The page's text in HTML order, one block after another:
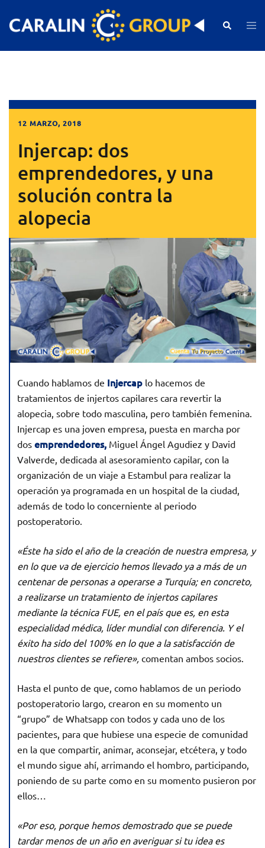
Search
12 MARZO, 2018
Injercap: dos
emprendedores, y una
solución contra la
alopecia
Cuando hablamos de Injercap lo hacemos de
tratamientos de injertos capilares cara revertir la
alopecia, sobre todo masculina, pero también femenina.
Injercap es una joven empresa, puesta en marcha por
dos emprendedores, Miguel Ángel Agudiez y David
Valverde, dedicada al asesoramiento capilar, con la
organización de un viaje a Estambul para realizar la
operación ya programada en un hospital de la ciudad,
además de todo lo concerniente al periodo
postoperatorio.
«Éste ha sido el año de la creación de nuestra empresa, y
en lo que va de ejercicio hemos llevado ya a más de un
centenar de personas a operarse a Turquía; en concreto,
a realizarse un tratamiento de injertos capilares
mediante la técnica FUE, en el país que es, en esta
especialidad médica, líder mundial con diferencia. Y el
éxito ha sido del 100% en lo que a la satisfacción de
nuestros clientes se refiere», comentan ambos socios.
Hasta el punto de que, como hablamos de un periodo
postoperatorio largo, crearon en su momento un
“grupo” de Whatsapp con todos y cada uno de los
pacientes, para que hubiese una especie de comunidad
en la que compartir, animar, aconsejar, etcétera, y todo
el mundo sigue ahí, arrimando el hombro, participando,
poniendo de su parte como en su momento pusieron por
ellos…
«Por eso, porque hemos demostrado que se puede
tardar menos de un año en averiguar si tu idea es